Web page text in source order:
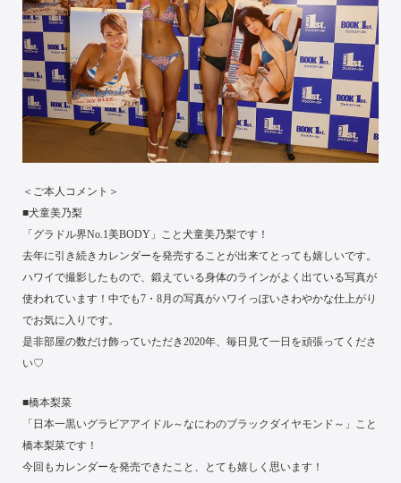
＜ご本人コメント＞
■犬童美乃梨
「グラドル界No.1美BODY」こと犬童美乃梨です！
去年に引き続きカレンダーを発売することが出来てとっても嬉しいです。
ハワイで撮影したもので、鍛えている身体のラインがよく出ている写真が
使われています！中でも7・8月の写真がハワイっぽいさわやかな仕上がり
でお気に入りです。
是非部屋の数だけ飾っていただき2020年、毎日見て一日を頑張ってくださ
い♡
■橋本梨菜
「日本一黒いグラビアアイドル～なにわのブラックダイヤモンド～」こと
橋本梨菜です！
今回もカレンダーを発売できたこと、とても嬉しく思います！